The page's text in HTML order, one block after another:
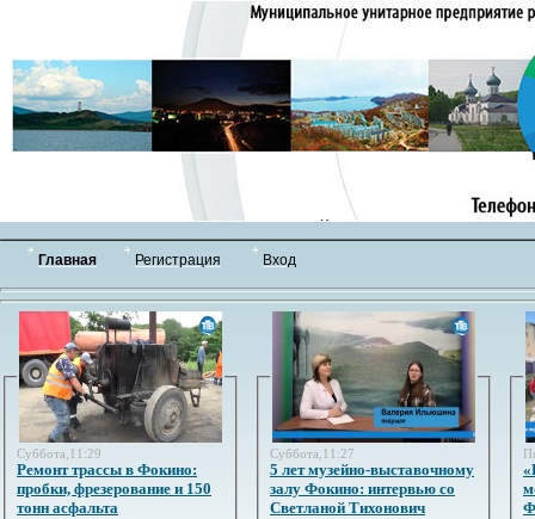
Главная Регистрация Вход
Суббота,11:29
Ремонт трассы в Фокино:
пробки, фрезерование и 150
тонн асфальта
Суббота,11:27
5 лет музейно-выставочному
залу Фокино: интервью со
Светланой Тихонович